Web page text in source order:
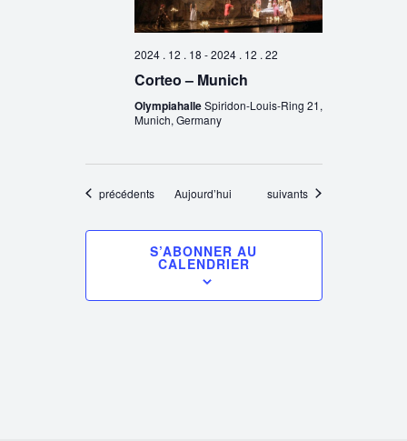
2024 . 12 . 18 -2024 . 12 . 22
Corteo – Munich
OlympiahalleSpiridon-Louis-Ring 21,
Munich, Germany
Évènements
précédents Aujourd’hui Évènements
suivants
S’ABONNER AU
CALENDRIER